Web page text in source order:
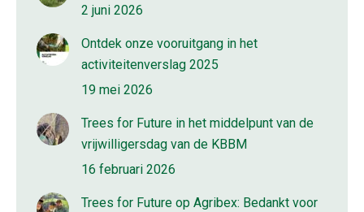
2 juni 2026
Ontdek onze vooruitgang in het
activiteitenverslag 2025
19 mei 2026
Trees for Future in het middelpunt van de
vrijwilligersdag van de KBBM
16 februari 2026
Trees for Future op Agribex: Bedankt voor